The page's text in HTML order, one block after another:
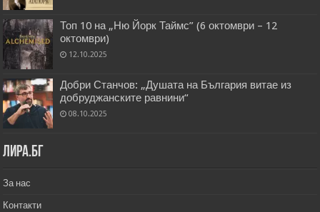
Топ 10 на „Ню Йорк Таймс” (6 октомври – 12
октомври)
12.10.2025
Добри Станчов: „Душата на България витае из
добруджанските равнини“
08.10.2025
Лира.бг
За нас
Контакти